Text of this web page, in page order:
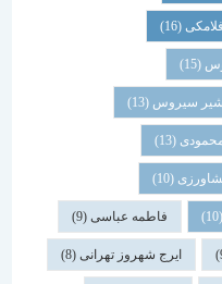
(16)
(13)
(13)
(10)
فاطمه عباسی(9)
شهروز تهرانی(8)